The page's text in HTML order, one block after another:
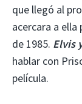
que llegó al
acercara a
de 1985. Elvis
hablar con
película.